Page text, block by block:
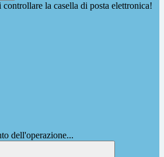
la casella di posta elettronica!
dell'operazione...